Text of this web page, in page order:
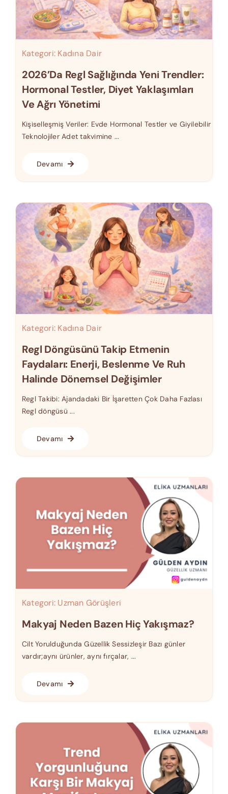
Kategori: Kadına Dair
2026’da Regl Sağlığında Yeni Trendler:
Hormonal Testler, Diyet Yaklaşımları
Ve Ağrı Yönetimi
Kişiselleşmiş Veriler: Evde Hormonal Testler ve Giyilebilir
Teknolojiler Adet takvimine ...
Devamı
Kategori: Kadına Dair
Regl Döngüsünü Takip Etmenin
Faydaları: Enerji, Beslenme Ve Ruh
Halinde Dönemsel Değişimler
Regl Takibi: Ajandadaki Bir İşaretten Çok Daha Fazlası
Regl döngüsü ...
Devamı
Kategori: Uzman Görüşleri
Makyaj Neden Bazen Hiç Yakışmaz?
Cilt Yorulduğunda Güzellik Sessizleşir Bazı günler
vardır;aynı ürünler, aynı fırçalar, ...
Devamı